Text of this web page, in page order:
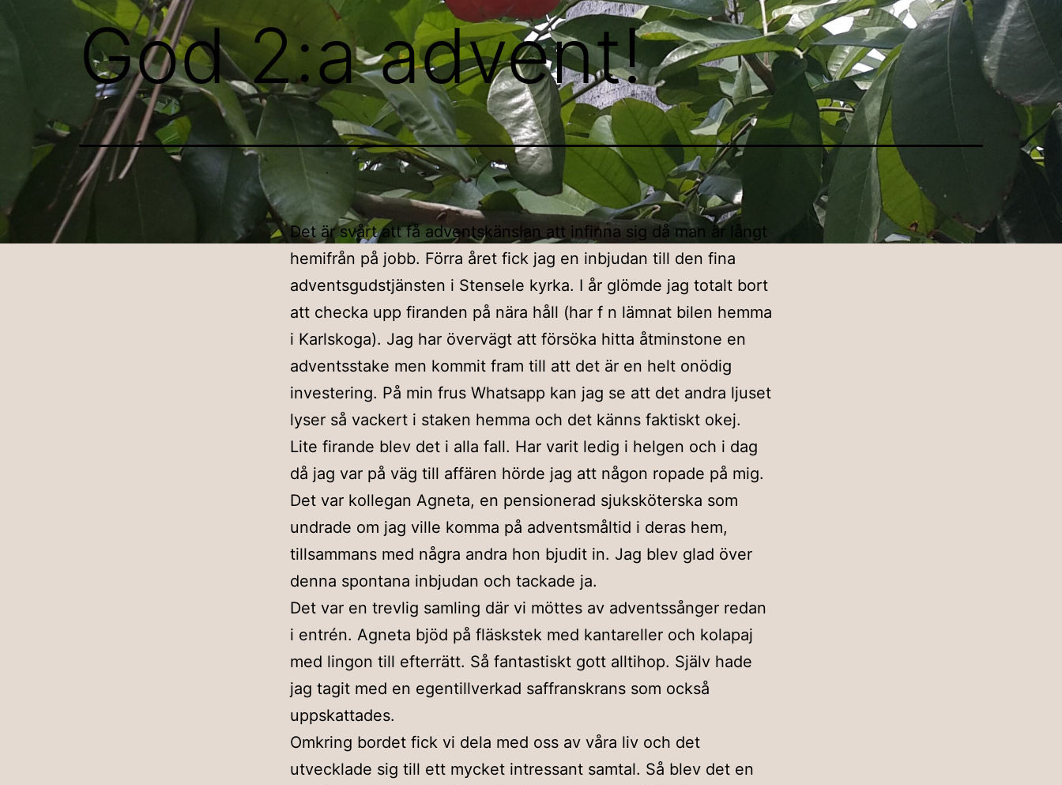
God 2:a advent!
Det är svårt att få adventskänslan att infinna sig då man är långt
hemifrån på jobb. Förra året fick jag en inbjudan till den fina
adventsgudstjänsten i Stensele kyrka. I år glömde jag totalt bort
att checka upp firanden på nära håll (har f n lämnat bilen hemma
i Karlskoga). Jag har övervägt att försöka hitta åtminstone en
adventsstake men kommit fram till att det är en helt onödig
investering. På min frus Whatsapp kan jag se att det andra ljuset
lyser så vackert i staken hemma och det känns faktiskt okej.
Lite firande blev det i alla fall. Har varit ledig i helgen och i dag
då jag var på väg till affären hörde jag att någon ropade på mig.
Det var kollegan Agneta, en pensionerad sjuksköterska som
undrade om jag ville komma på adventsmåltid i deras hem,
tillsammans med några andra hon bjudit in. Jag blev glad över
denna spontana inbjudan och tackade ja.
Det var en trevlig samling där vi möttes av adventssånger redan
i entrén. Agneta bjöd på fläskstek med kantareller och kolapaj
med lingon till efterrätt. Så fantastiskt gott alltihop. Själv hade
jag tagit med en egentillverkad saffranskrans som också
uppskattades.
Omkring bordet fick vi dela med oss av våra liv och det
utvecklade sig till ett mycket intressant samtal. Så blev det en